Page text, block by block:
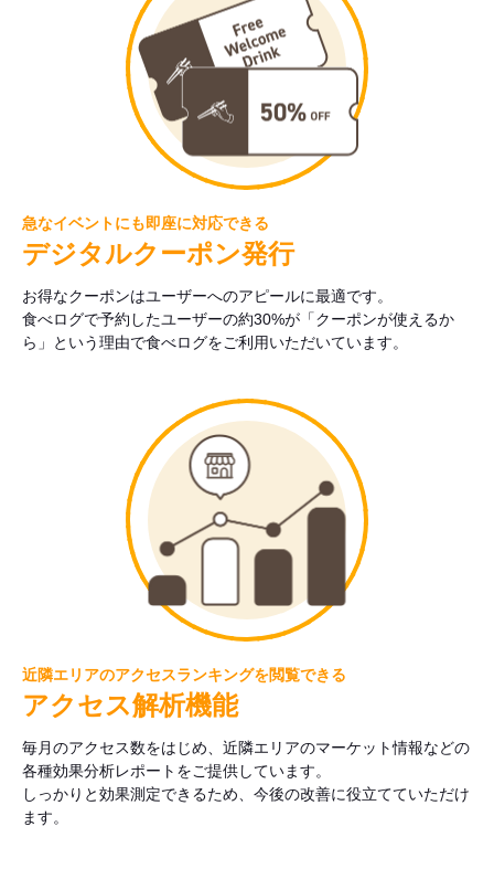
急なイベントにも即座に対応できる
デジタルクーポン発行
お得なクーポンはユーザーへのアピールに最適です。
食べログで予約したユーザーの約30%が「クーポンが使えるか
ら」という理由で食べログをご利用いただいています。
近隣エリアのアクセスランキングを閲覧できる
アクセス解析機能
毎月のアクセス数をはじめ、近隣エリアのマーケット情報などの
各種効果分析レポートをご提供しています。
しっかりと効果測定できるため、今後の改善に役立てていただけ
ます。